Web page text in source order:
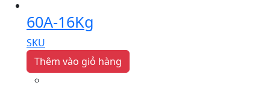
60A-16Kg
SKU
Thêm vào giỏ hàng